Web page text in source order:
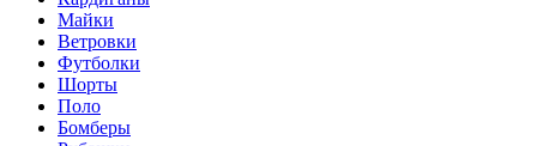
Майки
Ветровки
Футболки
Шорты
Поло
Бомберы